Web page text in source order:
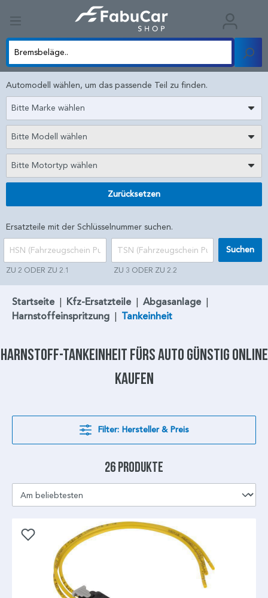
Automodell wählen, um das passende Teil zu finden.
Bitte Marke wählen
Bitte Modell wählen
Bitte Motortyp wählen
Zurücksetzen
Ersatzteile mit der Schlüsselnummer suchen.
ZU 2 ODER ZU 2.1 ZU 3 ODER ZU 2.2
Suchen
Startseite | Kfz-Ersatzteile | Abgasanlage |
Harnstoffeinspritzung | Tankeinheit
Harnstoff-Tankeinheit fürs Auto günstig online
kaufen
Filter: Hersteller & Preis
26 Produkte